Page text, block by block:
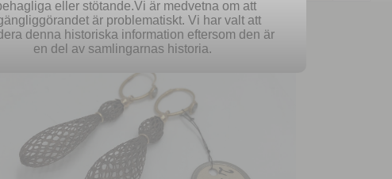
eller stötande.Vi är medvetna om att
är problematiskt. Vi har valt att
denna historiska information eftersom den är
en del av samlingarnas historia.